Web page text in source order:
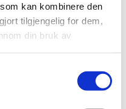
kan kombinere den
tilgjengelig for dem,
din bruk av
moderato molto e
Ja, vi elsker (Allsang, 3 vers),